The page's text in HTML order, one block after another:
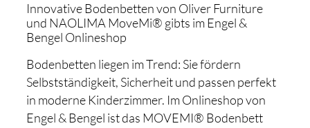
Innovative Bodenbetten von Oliver Furniture
und NAOLIMA MoveMi® gibts im Engel &
Bengel Onlineshop
Bodenbetten liegen im Trend: Sie fördern
Selbstständigkeit, Sicherheit und passen perfekt
in moderne Kinderzimmer. Im Onlineshop von
Engel & Bengel ist das MOVEMI® Bodenbett